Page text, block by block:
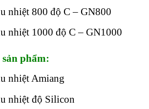
nhiệt 800 độ C – GN800
nhiệt 1000 độ C – GN1000
phẩm:
nhiệt Amiang
nhiệt độ Silicon